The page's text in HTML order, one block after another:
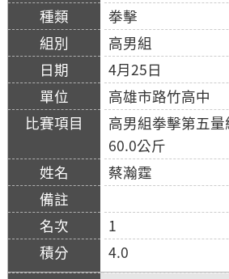
拳擊
高男組
4月25日
高雄市路竹高中
高男組拳擊第五
60.0公斤
蔡瀚霆
1
4.0